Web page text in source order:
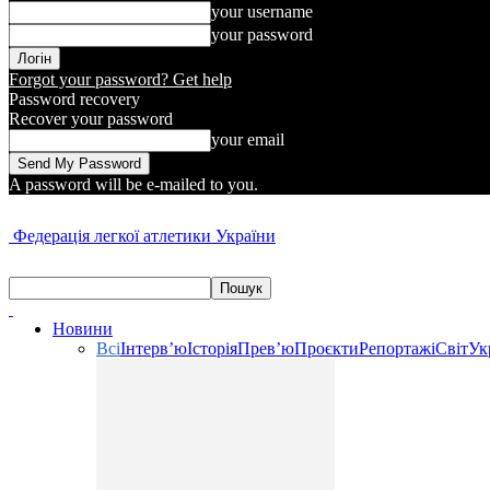
your username
your password
Forgot your password? Get help
Password recovery
Recover your password
your email
A password will be e-mailed to you.
Федерація легкої атлетики України
Новини
ВсіІнтерв’юІсторіяПрев’юПроєктиРепортажіСвіт